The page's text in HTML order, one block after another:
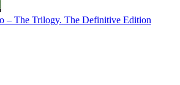
– The Trilogy. The Definitive Edition